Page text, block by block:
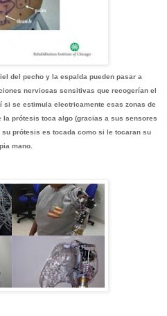
del pecho y la espalda pueden pasar a
nerviosas sensitivas que recogerían el
si se estimula electricamente esas zonas de
prótesis toca algo (gracias a sus sensores
prótesis es tocada como si le tocaran su
mano.